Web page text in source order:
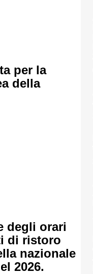
per la
della
degli orari
di ristoro
nazionale
2026.